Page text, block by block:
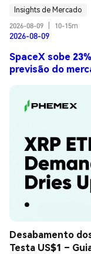
Insights de Mercado
2026-08-09
10-15m
2026-08-09
SpaceX sobe
previsão do
Desabamento
Testa US$1 –